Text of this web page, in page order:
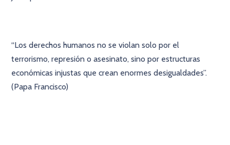
“Los derechos humanos no se violan solo por el
terrorismo, represión o asesinato, sino por estructuras
económicas injustas que crean enormes desigualdades”.
(Papa Francisco)